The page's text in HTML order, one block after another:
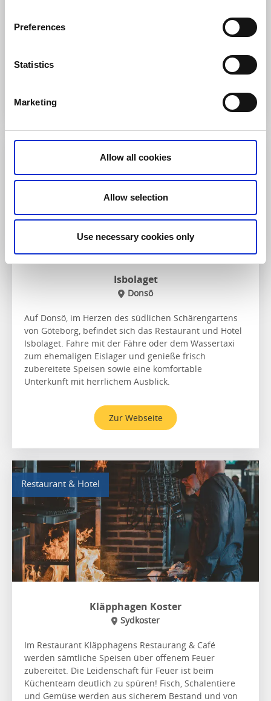
Preferences
Statistics
Marketing
Allow all cookies
Allow selection
Use necessary cookies only
fantastischen Getränke! Genieße Frühstück, Mittag-
und Abendessen im stilvoll eingerichteten Restaurant,
Yachthafen und das Meer schweifen lassen kannst.
Isbolaget
Donsö
Auf Donsö, im Herzen des südlichen Schärengartens
von Göteborg, befindet sich das Restaurant und Hotel
Isbolaget. Fahre mit der Fähre oder dem Wassertaxi
zum ehemaligen Eislager und genieße frisch
zubereitete Speisen sowie eine komfortable
Unterkunft mit herrlichem Ausblick.
Zur Webseite
Restaurant & Hotel
Kläpphagen Koster
Sydkoster
Im Restaurant Kläpphagens Restaurang & Café
werden sämtliche Speisen über offenem Feuer
zubereitet. Die Leidenschaft für Feuer ist beim
Küchenteam deutlich zu spüren! Fisch, Schalentiere
und Gemüse werden aus sicherem Bestand und von